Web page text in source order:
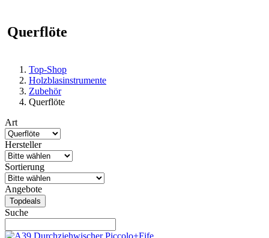
Querflöte
Top-Shop
Holzblasinstrumente
Zubehör
Querflöte
Art
Hersteller
Sortierung
Angebote
Topdeals
Suche